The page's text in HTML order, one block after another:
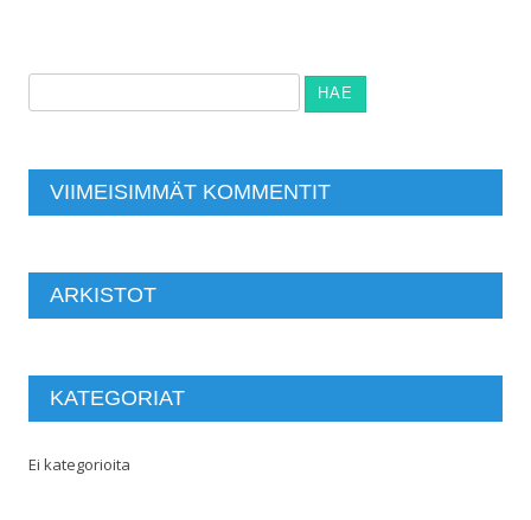
VIIMEISIMMÄT KOMMENTIT
ARKISTOT
KATEGORIAT
Ei kategorioita